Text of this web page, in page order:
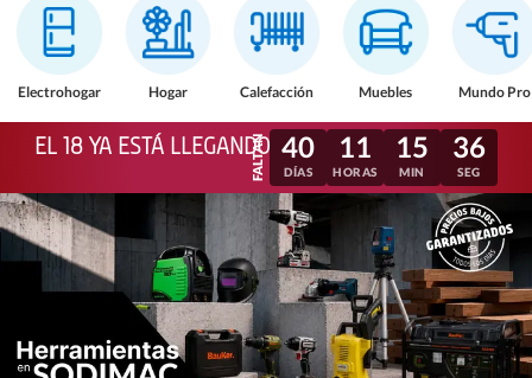
Electrohogar Hogar Calefacción Muebles Mundo Pro
EL 18 YA ESTÁ LLEGANDO 40
DÍAS
11
HORAS
15
MIN
33
SEG